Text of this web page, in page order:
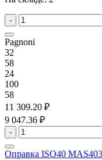
-
Pagnoni
32
58
24
100
58
11 309.20 ₽
9 047.36 ₽
-
Оправка ISO40